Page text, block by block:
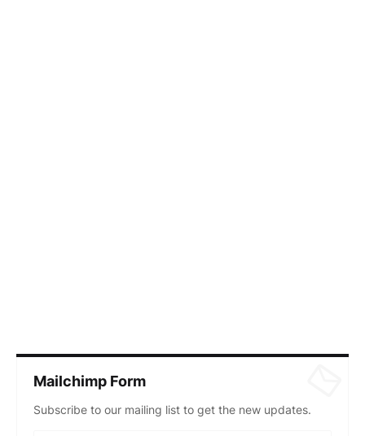
Mailchimp Form
Subscribe to our mailing list to get the new updates.